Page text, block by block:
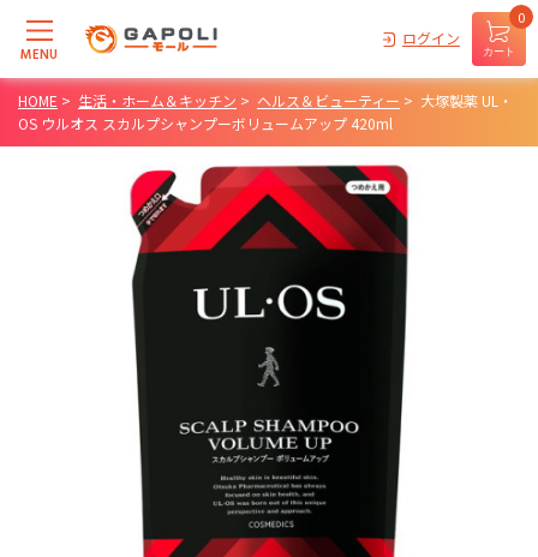
MENU
ログイン
カート
0
HOME > 生活・ホーム＆キッチン > ヘルス＆ビューティー > 大塚製薬 UL・
OS ウルオス スカルプシャンプーボリュームアップ 420ml